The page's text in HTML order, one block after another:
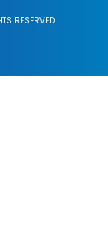
RESERVED